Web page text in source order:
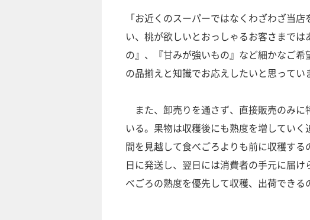
「お近くのスーパーではなくわざわざ当
い、桃が欲しいとおっしゃるお客さまで
の』、『甘みが強いもの』など細かなご
の品揃えと知識でお応えしたいと思ってい
また、卸売りを通さず、直接販売のみに
いる。果物は収穫後にも熟度を増してい
間を見越して食べごろよりも前に収穫す
日に発送し、翌日には消費者の手元に届
べごろの熟度を優先して収穫、出荷できる